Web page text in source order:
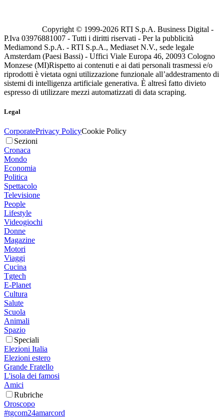
Copyright © 1999-2026 RTI S.p.A. Business Digital -
P.Iva 03976881007 - Tutti i diritti riservati - Per la pubblicità
Mediamond S.p.A. - RTI S.p.A., Mediaset N.V., sede legale
Amsterdam (Paesi Bassi) - Uffici Viale Europa 46, 20093 Cologno
Monzese (MI)Rispetto ai contenuti e ai dati personali trasmessi e/o
riprodotti è vietata ogni utilizzazione funzionale all’addestramento di
sistemi di intelligenza artificiale generativa. È altresì fatto divieto
espresso di utilizzare mezzi automatizzati di data scraping.
Legal
CorporatePrivacy PolicyCookie Policy
Sezioni
Cronaca
Mondo
Economia
Politica
Spettacolo
Televisione
People
Lifestyle
Videogiochi
Donne
Magazine
Motori
Viaggi
Cucina
Tgtech
E-Planet
Cultura
Salute
Scuola
Animali
Spazio
Speciali
Elezioni Italia
Elezioni estero
Grande Fratello
L'isola dei famosi
Amici
Rubriche
Oroscopo
#tgcom24amarcord